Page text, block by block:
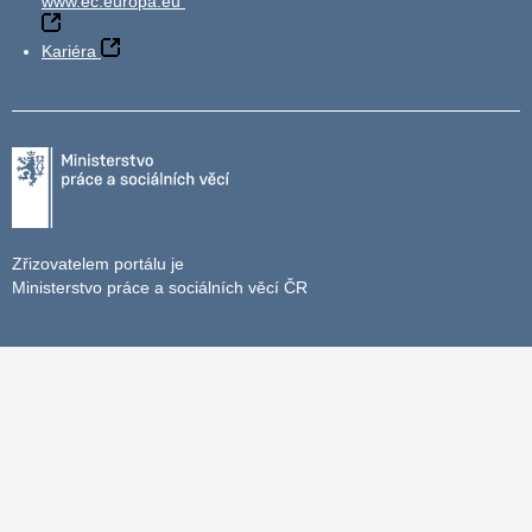
Kariéra
Zřizovatelem portálu je
Ministerstvo práce a sociálních věcí ČR